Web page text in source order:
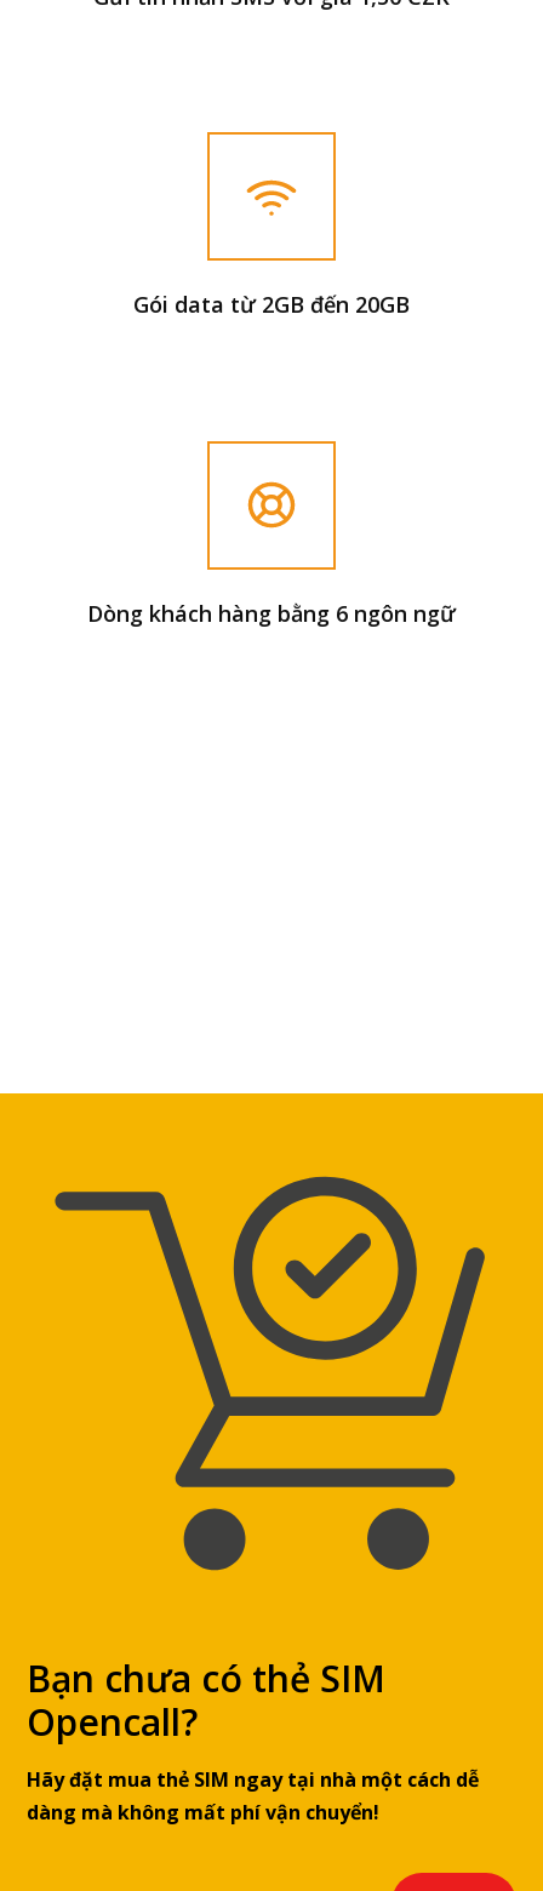
Gói data từ 2GB đến 20GB
Dòng khách hàng bằng 6 ngôn ngữ
Bạn chưa có thẻ SIM
Opencall?
Hãy đặt mua thẻ SIM ngay tại nhà một cách dễ
dàng mà không mất phí vận chuyển!